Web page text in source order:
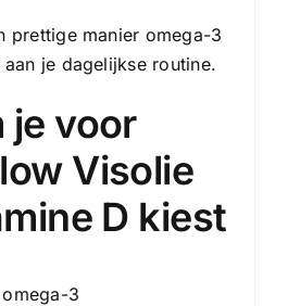
prettige manier omega-3
je dagelijkse routine.
je voor
Visolie
D kiest
3